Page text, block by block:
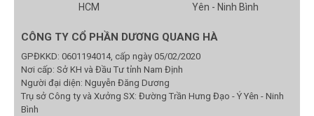
HCM
Yên - Ninh Bình
CÔNG TY CỔ PHẦN DƯƠNG QUANG HÀ
GPĐKKD: 0601194014, cấp ngày 05/02/2020
Nơi cấp: Sở KH và Đầu Tư tỉnh Nam Định
Người đại diện: Nguyễn Đăng Dương
Trụ sở Công ty và Xưởng SX: Đường Trần Hưng Đạo - Ý Yên - Ninh
Bình